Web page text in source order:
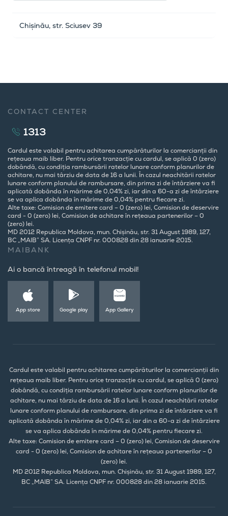
Chișinău, str. Sciusev 39
CONTACT CENTER
1313
Cardul este valabil pentru achitarea cumpărăturilor la comercianții din
rețeaua maib liber. Pentru orice tranzacție cu cardul, se aplică 0 (zero)
dobândă, cu condiția rambursării ratelor lunare conform planurilor de
achitare, nu mai târziu de data de 16 a lunii. În cazul neachitării ratelor
lunare conform planului de rambursare, din prima zi de întârziere va fi
aplicată dobânda în mărime de 0,04% zi, iar din a 60-a zi de întârziere
se va aplica dobânda în mărime de 0,04% pentru fiecare zi.
Alte taxe: Comision de emitere card – 0 (zero) lei, Comision de deservire
card - 0 (zero) lei, Comision de achitare în rețeaua partenerilor – 0
(zero) lei.
MD 2012 Republica Moldova, mun. Chișinău, str. 31 August 1989, 127,
BC „MAIB” SA. Licența CNPF nr. 000828 din 28 ianuarie 2015.
MAIBANK
Ai o bancă întreagă în telefonul mobil!
App store Google play App Gallery
Cardul este valabil pentru achitarea cumpărăturilor la comercianții din
rețeaua maib liber. Pentru orice tranzacție cu cardul, se aplică 0 (zero)
dobândă, cu condiția rambursării ratelor lunare conform planurilor de
achitare, nu mai târziu de data de 16 a lunii. În cazul neachitării ratelor
lunare conform planului de rambursare, din prima zi de întârziere va fi
aplicată dobânda în mărime de 0,04% zi, iar din a 60-a zi de întârziere
se va aplica dobânda în mărime de 0,04% pentru fiecare zi.
Alte taxe: Comision de emitere card – 0 (zero) lei, Comision de deservire
card - 0 (zero) lei, Comision de achitare în rețeaua partenerilor – 0
(zero) lei.
MD 2012 Republica Moldova, mun. Chișinău, str. 31 August 1989, 127,
BC „MAIB” SA. Licența CNPF nr. 000828 din 28 ianuarie 2015.